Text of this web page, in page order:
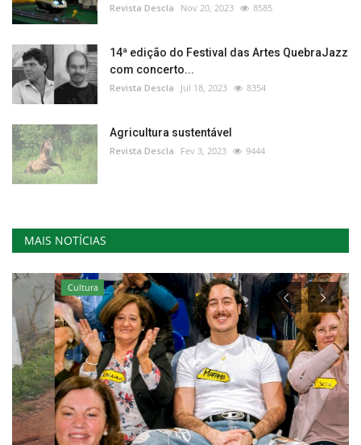
Revista Descla Nov 20, 2023 8585
14ª edição do Festival das Artes QuebraJazz
com concerto...
Revista Descla Jul 18, 2023 8354
Agricultura sustentável
Revista Descla Fev 3, 2023 9444
MAIS NOTÍCIAS
Cultura